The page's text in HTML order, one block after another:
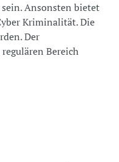
Ansonsten bietet
Kriminalität. Die
Der
Bereich